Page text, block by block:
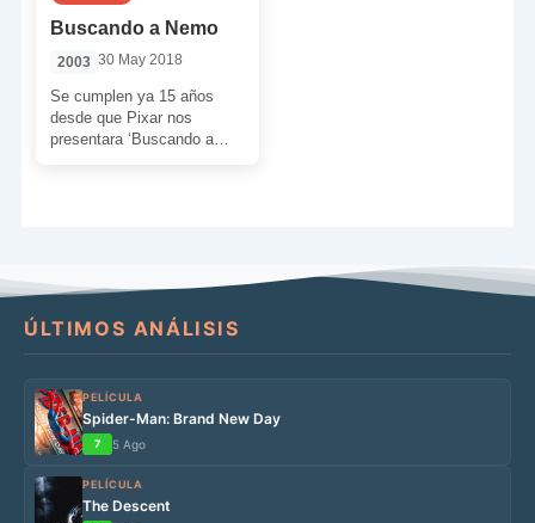
Buscando a Nemo
2003 30 May 2018
Se cumplen ya 15 años
desde que Pixar nos
presentara ‘Buscando a
ÚLTIMOS ANÁLISIS
PELÍCULA
Spider-Man: Brand New Day
7 5 Ago
PELÍCULA
The Descent